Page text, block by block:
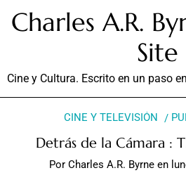
Charles A.R.
Site
Cine y Cultura. Escrito en un paso
CINE Y TELEVISIÓN
Detrás de la Cámara :
Por Charles A.R. Byrne en